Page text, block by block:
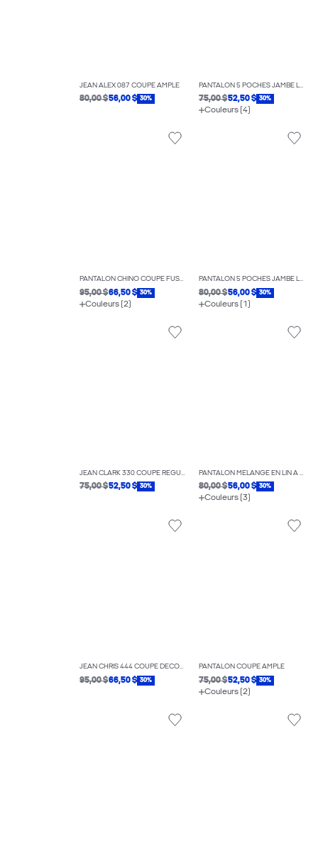
JEAN ALEX 087 COUPE AMPLE
80,00 $56,00 $ 30%
PANTALON 5 POCHES JAMBE LARGE
75,00 $52,50 $ 30%
Couleurs (4)
PANTALON CHINO COUPE FUSELÉE
95,00 $66,50 $ 30%
Couleurs (2)
PANTALON 5 POCHES JAMBE LARGE
80,00 $56,00 $ 30%
Couleurs (1)
JEAN CLARK 330 COUPE RÉGULIÈRE
75,00 $52,50 $ 30%
PANTALON MÉLANGE EN LIN À COUPE DÉCONTRACTÉE
80,00 $56,00 $ 30%
Couleurs (3)
JEAN CHRIS 444 COUPE DÉCONTRACTÉE
95,00 $66,50 $ 30%
PANTALON COUPE AMPLE
75,00 $52,50 $ 30%
Couleurs (2)